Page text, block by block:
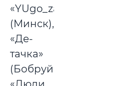
«YUgo_zapad»
(Минск),
«Де-
тачка»
(Бобруйск),